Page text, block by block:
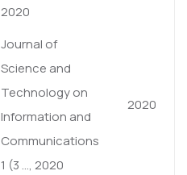
2020
Journal of
Science and
Technology on
Information and
Communications
1 (3 …, 2020
2020